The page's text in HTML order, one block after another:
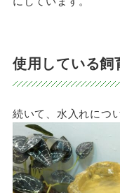
使用している
続いて、水入れにつ